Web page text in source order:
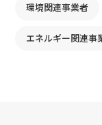
環境関連事業者
エネルギー関連事